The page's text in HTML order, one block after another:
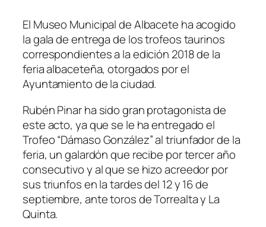
El Museo Municipal de Albacete ha acogido
la gala de entrega de los trofeos taurinos
correspondientes a la edición 2018 de la
feria albaceteña, otorgados por el
Ayuntamiento de la ciudad.
Rubén Pinar ha sido gran protagonista de
este acto, ya que se le ha entregado el
Trofeo “Dámaso González” al triunfador de la
feria, un galardón que recibe por tercer año
consecutivo y al que se hizo acreedor por
sus triunfos en la tardes del 12 y 16 de
septiembre, ante toros de Torrealta y La
Quinta.